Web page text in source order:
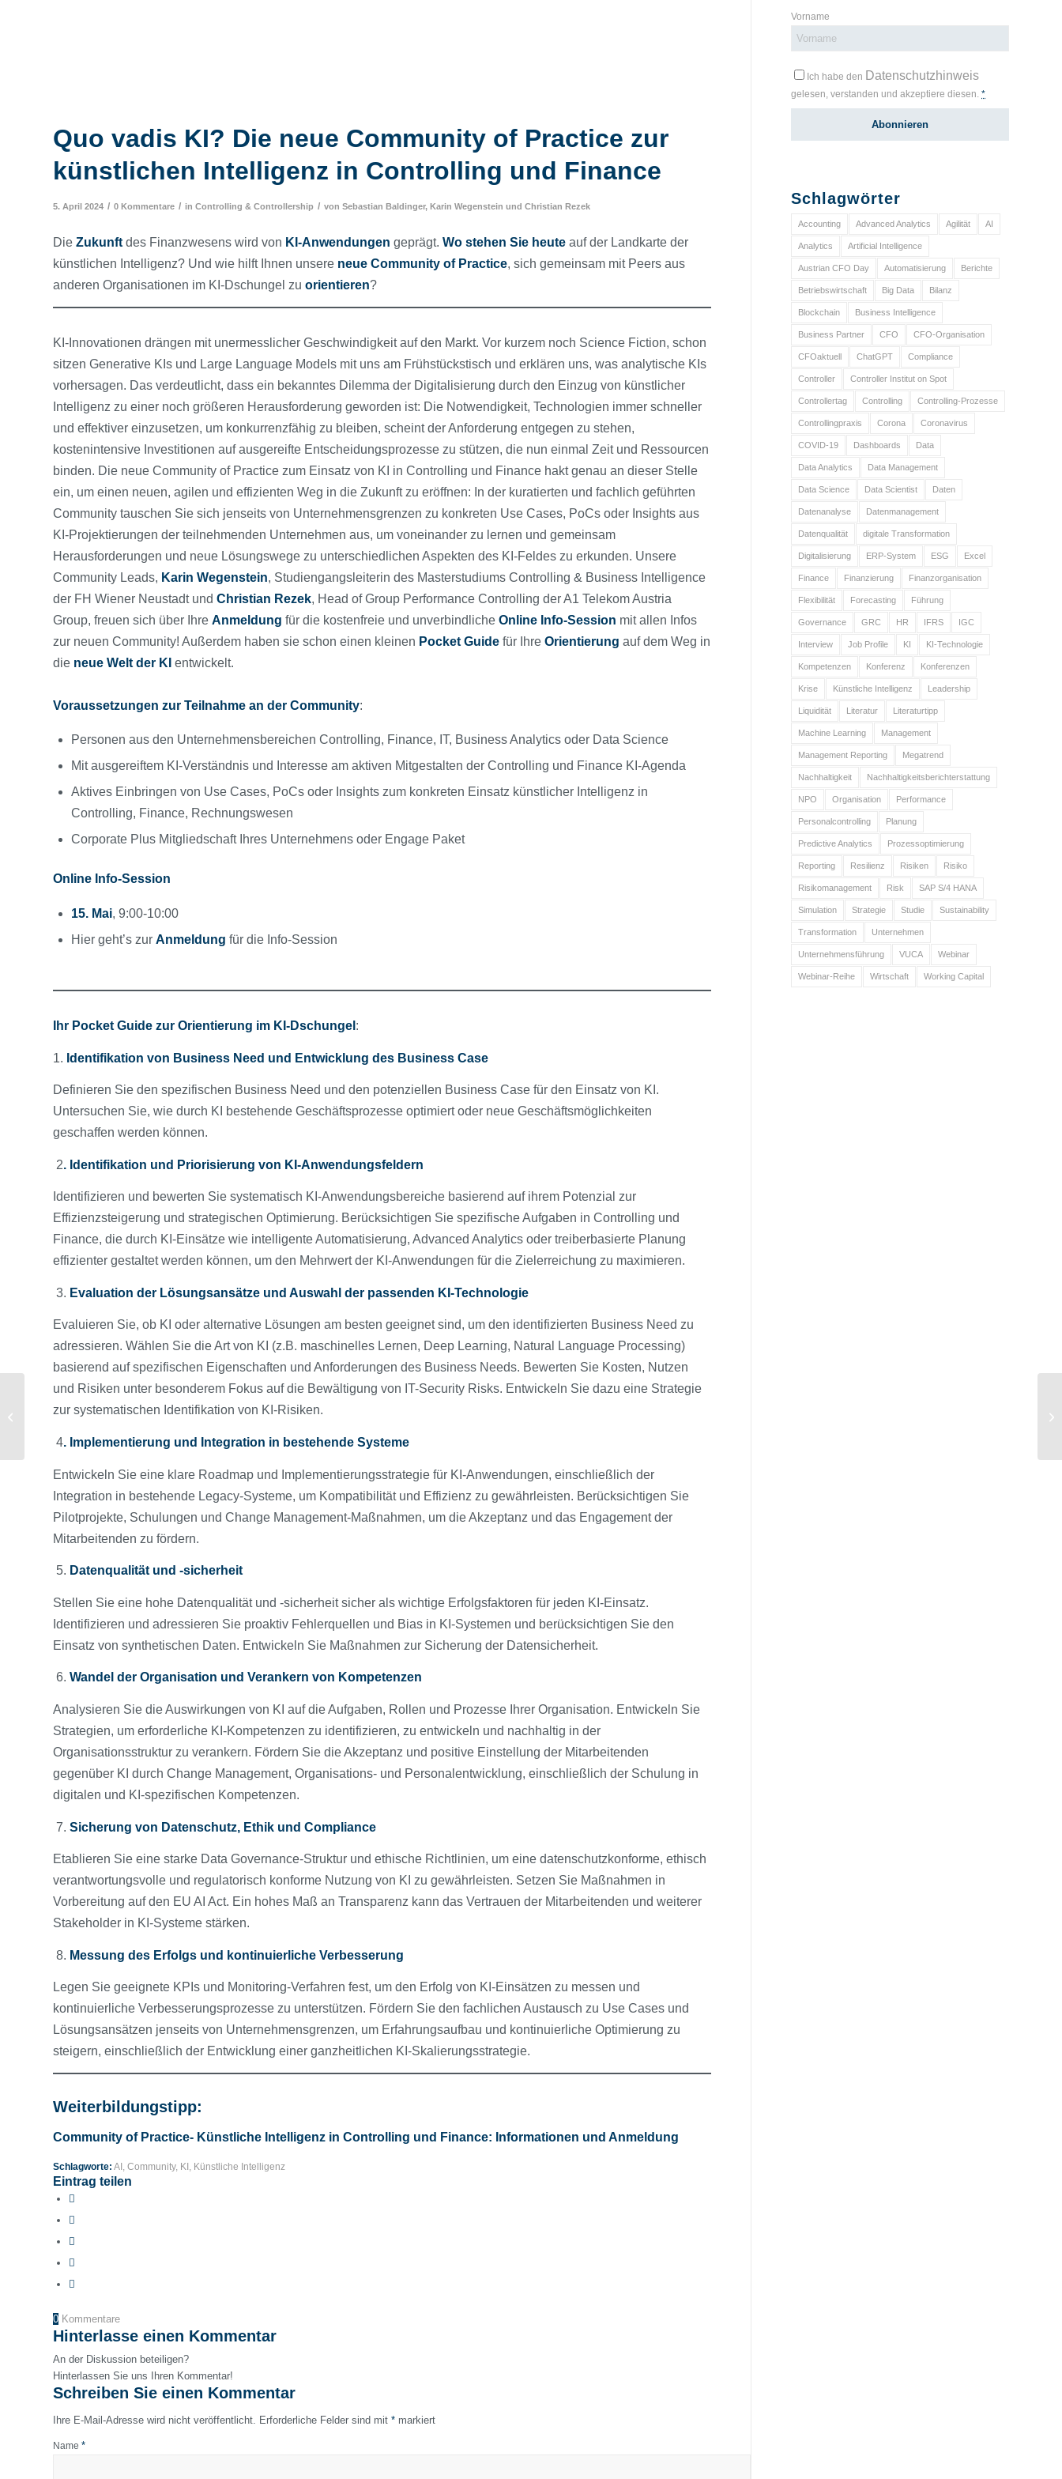
Quo vadis KI? Die neue Community of Practice zur
künstlichen Intelligenz in Controlling und Finance
5. April 2024 / 0 Kommentare / in Controlling & Controllership / von Sebastian Baldinger, Karin Wegenstein und Christian Rezek
Die Zukunft des Finanzwesens wird von KI-Anwendungen geprägt. Wo stehen Sie heute auf der Landkarte der
künstlichen Intelligenz? Und wie hilft Ihnen unsere neue Community of Practice, sich gemeinsam mit Peers aus
anderen Organisationen im KI-Dschungel zu orientieren?
KI-Innovationen drängen mit unermesslicher Geschwindigkeit auf den Markt. Vor kurzem noch Science Fiction, schon
sitzen Generative KIs und Large Language Models mit uns am Frühstückstisch und erklären uns, was analytische KIs
vorhersagen. Das verdeutlicht, dass ein bekanntes Dilemma der Digitalisierung durch den Einzug von künstlicher
Intelligenz zu einer noch größeren Herausforderung geworden ist: Die Notwendigkeit, Technologien immer schneller
und effektiver einzusetzen, um konkurrenzfähig zu bleiben, scheint der Anforderung entgegen zu stehen,
kostenintensive Investitionen auf ausgereifte Entscheidungsprozesse zu stützen, die nun einmal Zeit und Ressourcen
binden. Die neue Community of Practice zum Einsatz von KI in Controlling und Finance hakt genau an dieser Stelle
ein, um einen neuen, agilen und effizienten Weg in die Zukunft zu eröffnen: In der kuratierten und fachlich geführten
Community tauschen Sie sich jenseits von Unternehmensgrenzen zu konkreten Use Cases, PoCs oder Insights aus
KI-Projektierungen der teilnehmenden Unternehmen aus, um voneinander zu lernen und gemeinsam
Herausforderungen und neue Lösungswege zu unterschiedlichen Aspekten des KI-Feldes zu erkunden. Unsere
Community Leads, Karin Wegenstein, Studiengangsleiterin des Masterstudiums Controlling & Business Intelligence
der FH Wiener Neustadt und Christian Rezek, Head of Group Performance Controlling der A1 Telekom Austria
Group, freuen sich über Ihre Anmeldung für die kostenfreie und unverbindliche Online Info-Session mit allen Infos
zur neuen Community! Außerdem haben sie schon einen kleinen Pocket Guide für Ihre Orientierung auf dem Weg in
die neue Welt der KI entwickelt.
Voraussetzungen zur Teil nahme an der Community:
Personen aus den Unternehmensbereichen Controlling, Finance, IT, Business Analytics oder Data Science
Mit ausgereiftem KI-Verständnis und Interesse am aktiven Mitgestalten der Controlling und Finance KI-Agenda
Aktives Einbringen von Use Cases, PoCs oder Insights zum konkreten Einsatz künstlicher Intelligenz in
Controlling, Finance, Rechnungswesen
Corporate Plus Mitgliedschaft Ihres Unternehmens oder Engage Paket
Online Info-Session
15. Mai, 9:00-10:00
Hier geht’s zur Anmeldung für die Info-Session
Ihr Pocket Guide zur Orientierung im KI-Dschungel :
1. Identifikation von Business Need und Entwicklung des Business Case
Definieren Sie den spezifischen Business Need und den potenziellen Business Case für den Einsatz von KI.
Untersuchen Sie, wie durch KI bestehende Geschäftsprozesse optimiert oder neue Geschäftsmöglichkeiten
geschaffen werden können.
2. Identifikation und Priorisierung von KI-Anwendungsfeldern
Identifizieren und bewerten Sie systematisch KI-Anwendungsbereiche basierend auf ihrem Potenzial zur
Effizienzsteigerung und strategischen Optimierung. Berücksichtigen Sie spezifische Aufgaben in Controlling und
Finance, die durch KI-Einsätze wie intelligente Automatisierung, Advanced Analytics oder treiberbasierte Planung
effizienter gestaltet werden können, um den Mehrwert der KI-Anwendungen für die Zielerreichung zu maximieren.
3. Evaluation der Lösungsansätze und Auswahl der passenden KI-Technologie
Evaluieren Sie, ob KI oder alternative Lösungen am besten geeignet sind, um den identifizierten Business Need zu
adressieren. Wählen Sie die Art von KI (z.B. maschinelles Lernen, Deep Learning, Natural Language Processing)
basierend auf spezifischen Eigenschaften und Anforderungen des Business Needs. Bewerten Sie Kosten, Nutzen
und Risiken unter besonderem Fokus auf die Bewältigung von IT-Security Risks. Entwickeln Sie dazu eine Strategie
zur systematischen Identifikation von KI-Risiken.
4. Implementierung und Integration in bestehende Systeme
Entwickeln Sie eine klare Roadmap und Implementierungsstrategie für KI-Anwendungen, einschließlich der
Integration in bestehende Legacy-Systeme, um Kompatibilität und Effizienz zu gewährleisten. Berücksichtigen Sie
Pilotprojekte, Schulungen und Change Management-Maßnahmen, um die Akzeptanz und das Engagement der
Mitarbeitenden zu fördern.
5. Datenqualität und -sicherheit
Stellen Sie eine hohe Datenqualität und -sicherheit sicher als wichtige Erfolgsfaktoren für jeden KI-Einsatz.
Identifizieren und adressieren Sie proaktiv Fehlerquellen und Bias in KI-Systemen und berücksichtigen Sie den
Einsatz von synthetischen Daten. Entwickeln Sie Maßnahmen zur Sicherung der Datensicherheit.
6. Wandel der Organisation und Verankern von Kompetenzen
Analysieren Sie die Auswirkungen von KI auf die Aufgaben, Rollen und Prozesse Ihrer Organisation. Entwickeln Sie
Strategien, um erforderliche KI-Kompetenzen zu identifizieren, zu entwickeln und nachhaltig in der
Organisationsstruktur zu verankern. Fördern Sie die Akzeptanz und positive Einstellung der Mitarbeitenden
gegenüber KI durch Change Management, Organisations- und Personalentwicklung, einschließlich der Schulung in
digitalen und KI-spezifischen Kompetenzen.
7. Sicherung von Datenschutz, Ethik und Compliance
Etablieren Sie eine starke Data Governance-Struktur und ethische Richtlinien, um eine datenschutzkonforme, ethisch
verantwortungsvolle und regulatorisch konforme Nutzung von KI zu gewährleisten. Setzen Sie Maßnahmen in
Vorbereitung auf den EU AI Act. Ein hohes Maß an Transparenz kann das Vertrauen der Mitarbeitenden und weiterer
Stakeholder in KI-Systeme stärken.
8. Messung des Erfolgs und kontinuierliche Verbesserung
Legen Sie geeignete KPIs und Monitoring-Verfahren fest, um den Erfolg von KI-Einsätzen zu messen und
kontinuierliche Verbesserungsprozesse zu unterstützen. Fördern Sie den fachlichen Austausch zu Use Cases und
Lösungsansätzen jenseits von Unternehmensgrenzen, um Erfahrungsaufbau und kontinuierliche Optimierung zu
steigern, einschließlich der Entwicklung einer ganzheitlichen KI-Skalierungsstrategie.
Weiterbildungstipp:
Community of Practice- Künstliche Intelligenz in Controlling und Finance: Informationen und Anmeldung
Schlagworte: AI Community, KI Künstliche Intelligenz
Eintrag teilen
0 Kommentare
Hinterlasse einen Kommentar
An der Diskussion beteiligen?
Hinterlassen Sie uns Ihren Kommentar!
Schreiben Sie einen Kommentar
Ihre E-Mail-Adresse wird nicht veröffentlicht. Erforderliche Felder sind mit * markiert
Name *
Vorname
Ich habe den Datenschutzhinweis
gelesen, verstanden und akzeptiere diesen.*
Schlagwörter
Accounting Advanced Analytics Agilität AI
Analytics Artificial Intelligence
Austrian CFO Day Automatisierung Berichte
Betriebswirtschaft Big Data Bilanz
Blockchain Business Intelligence
Business Partner CFO CFO-Organisation
CFOaktuell ChatGPT Compliance
Controller Controller Institut on Spot
Controllertag Controlling Controlling-Prozesse
Controllingpraxis Corona Coronavirus
COVID-19 Dashboards Data
Data Analytics Data Management
Data Science Data Scientist Daten
Datenanalyse Datenmanagement
Datenqualität digitale Transformation
Digitalisierung ERP-System ESG Excel
Finance Finanzierung Finanzorganisation
Flexibilität Forecasting Führung
Governance GRC HR IFRS IGC
Interview Job Profile KI KI-Technologie
Kompetenzen Konferenz Konferenzen
Krise Künstliche Intelligenz Leadership
Liquidität Literatur Literaturtipp
Machine Learning Management
Management Reporting Megatrend
Nachhaltigkeit Nachhaltigkeitsberichterstattung
NPO Organisation Performance
Personalcontrolling Planung
Predictive Analytics Prozessoptimierung
Reporting Resilienz Risiken Risiko
Risikomanagement Risk SAP S/4 HANA
Simulation Strategie Studie Sustainability
Transformation Unternehmen
Unternehmensführung VUCA Webinar
Webinar-Reihe Wirtschaft Working Capital
Grenzausgleichsmechanismus